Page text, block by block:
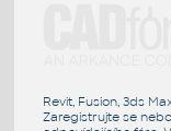
Revit, Fusion, 3ds
Zaregistrujte se